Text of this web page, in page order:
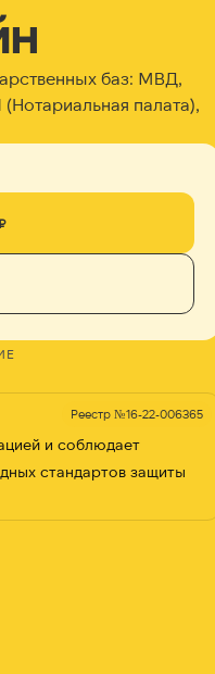
баз: МВД,
палата),
Реестр №16-22-006365
и соблюдает
стандартов защиты